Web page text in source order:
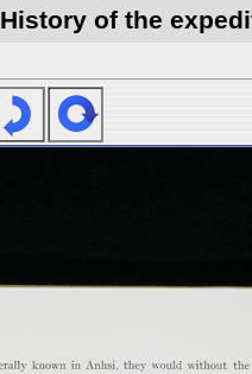
History of the